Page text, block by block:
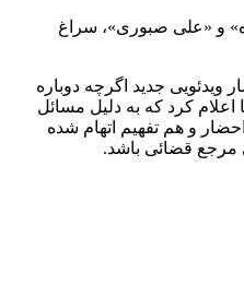
و «علی صبوری»، سراغ
ویدئویی جدید اگرچه دوباره
کرد که به دلیل مسائل
و هم تفهیم اتهام شده
مرجع قضائی باشد.